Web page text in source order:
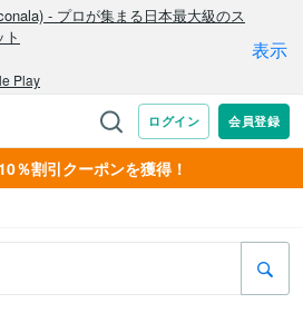
％割引クーポンを獲得！